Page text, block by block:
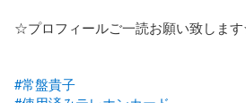
☆プロフィールご一読お願い致しま
#常盤貴子